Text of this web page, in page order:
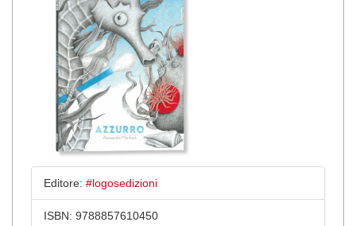
Editore: #logosedizioni
ISBN: 9788857610450